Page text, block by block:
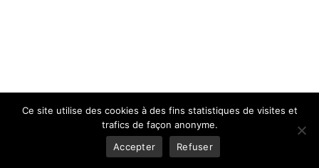
Ce site utilise des cookies à des fins statistiques de visites et
trafics de façon anonyme.
Accepter
Refuser